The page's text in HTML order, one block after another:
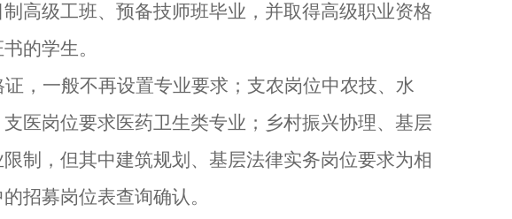
制高级工班、预备技师班毕业，并取得高级职业资格
的学生。
，一般不再设置专业要求；支农岗位中农技、水
医岗位要求医药卫生类专业；乡村振兴协理、基层
制，但其中建筑规划、基层法律实务岗位要求为相
招募岗位表查询确认。